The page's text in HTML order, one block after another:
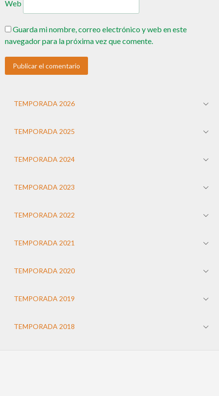
Web
Guarda mi nombre, correo electrónico y web en este
navegador para la próxima vez que comente.
TEMPORADA 2026
TEMPORADA 2025
TEMPORADA 2024
TEMPORADA 2023
TEMPORADA 2022
TEMPORADA 2021
TEMPORADA 2020
TEMPORADA 2019
TEMPORADA 2018